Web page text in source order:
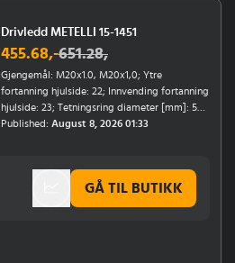
Drivledd METELLI 15-1451
455.68,-651.28,
Gjengemål: M20x1.0, M20x1,0; Ytre
fortanning hjulside: 22; Innvending fortanning
hjulside: 23; Tetningsring diameter [mm]: 52;
Tannantall ABS-ring: 29; Ytre diameter [mm]:
framaksel, hjulside; Bremse- /
kjøredynamikk: for kjøretøy med ABS
Published: August 8, 2026 01:33
GÅ TIL BUTIKK